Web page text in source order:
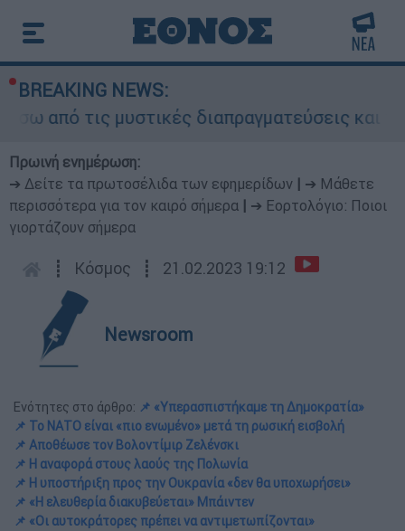
BREAKING NEWS:
μυστικές διαπραγματεύσεις και γιατί
Πρωινή ενημέρωση:
➔ Δείτε τα πρωτοσέλιδα των εφημερίδων
➔ Μάθετε
περισσότερα για τον καιρό σήμερα
➔ Εορτολόγιο: Ποιοι
γιορτάζουν σήμερα
┋ Κόσμος ┋ 21.02.2023 19:12
Newsroom
Ενότητες στο άρθρο: 📌 «Υπερασπιστήκαμε τη Δημοκρατία»
📌 Το ΝΑΤΟ είναι «πιο ενωμένο» μετά τη ρωσική εισβολή
📌 Αποθέωσε τον Βολοντίμιρ Ζελένσκι
📌 Η αναφορά στους λαούς της Πολωνία
📌 Η υποστήριξη προς την Ουκρανία «δεν θα υποχωρήσει»
📌 «Η ελευθερία διακυβεύεται» Μπάιντεν
📌 «Οι αυτοκράτορες πρέπει να αντιμετωπίζονται»